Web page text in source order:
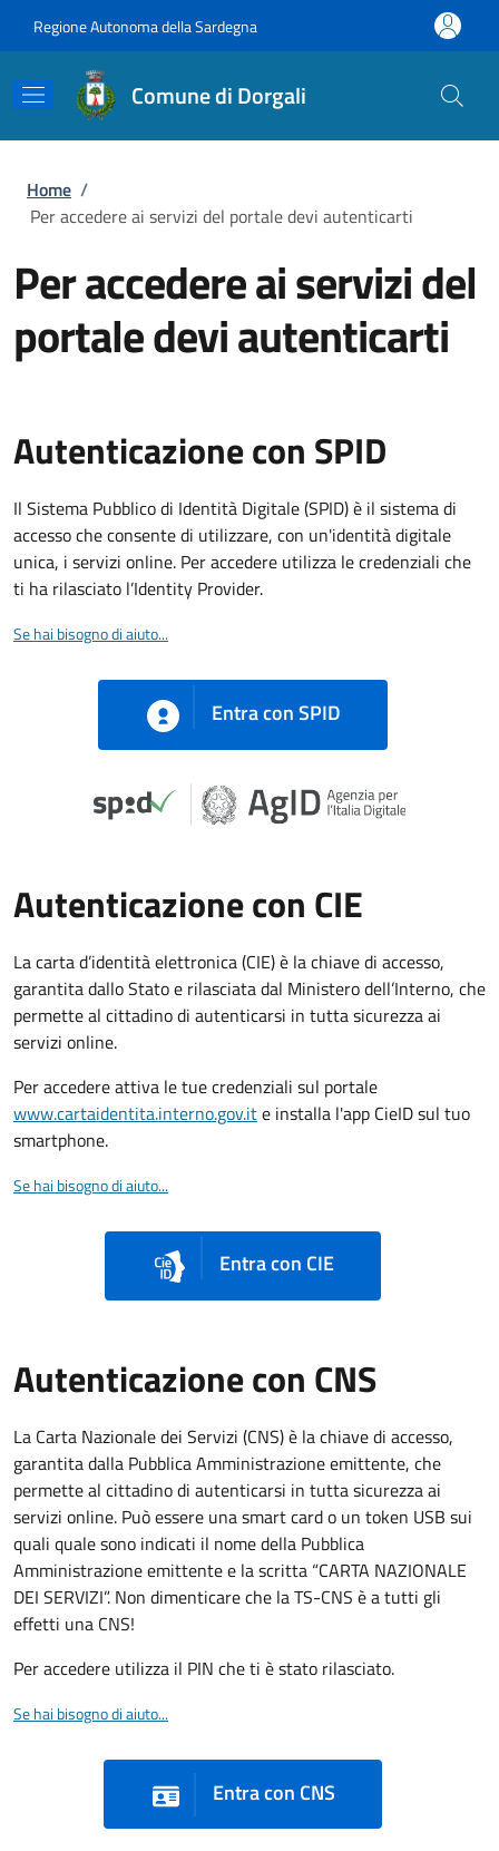
Regione Autonoma della Sardegna
Comune di Dorgali
Briciole di pane
Home /
Per accedere ai servizi del portale devi autenticarti
Per accedere ai servizi del
portale devi autenticarti
Autenticazione con SPID
Il Sistema Pubblico di Identità Digitale (SPID) è il sistema di
accesso che consente di utilizzare, con un'identità digitale
unica, i servizi online. Per accedere utilizza le credenziali che
ti ha rilasciato l’Identity Provider.
Se hai bisogno di aiuto...
Entra con SPID
Autenticazione con CIE
La carta d’identità elettronica (CIE) è la chiave di accesso,
garantita dallo Stato e rilasciata dal Ministero dell’Interno, che
permette al cittadino di autenticarsi in tutta sicurezza ai
servizi online.
Per accedere attiva le tue credenziali sul portale
www.cartaidentita.interno.gov.ite installa l'app CieID sul tuo
smartphone.
Se hai bisogno di aiuto...
Entra con CIE
Autenticazione con CNS
La Carta Nazionale dei Servizi (CNS) è la chiave di accesso,
garantita dalla Pubblica Amministrazione emittente, che
permette al cittadino di autenticarsi in tutta sicurezza ai
servizi online. Può essere una smart card o un token USB sui
quali quale sono indicati il nome della Pubblica
Amministrazione emittente e la scritta “CARTA NAZIONALE
DEI SERVIZI”. Non dimenticare che la TS-CNS è a tutti gli
effetti una CNS!
Per accedere utilizza il PIN che ti è stato rilasciato.
Se hai bisogno di aiuto...
Entra con CNS